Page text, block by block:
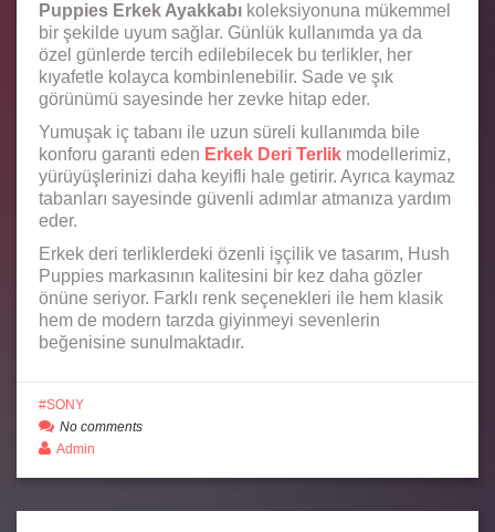
Puppies Erkek Ayakkabı koleksiyonuna mükemmel
bir şekilde uyum sağlar. Günlük kullanımda ya da
özel günlerde tercih edilebilecek bu terlikler, her
kıyafetle kolayca kombinlenebilir. Sade ve şık
görünümü sayesinde her zevke hitap eder.
Yumuşak iç tabanı ile uzun süreli kullanımda bile
konforu garanti eden Erkek Deri Terlik modellerimiz,
yürüyüşlerinizi daha keyifli hale getirir. Ayrıca kaymaz
tabanları sayesinde güvenli adımlar atmanıza yardım
eder.
Erkek deri terliklerdeki özenli işçilik ve tasarım, Hush
Puppies markasının kalitesini bir kez daha gözler
önüne seriyor. Farklı renk seçenekleri ile hem klasik
hem de modern tarzda giyinmeyi sevenlerin
beğenisine sunulmaktadır.
SONY
No comments
Admin